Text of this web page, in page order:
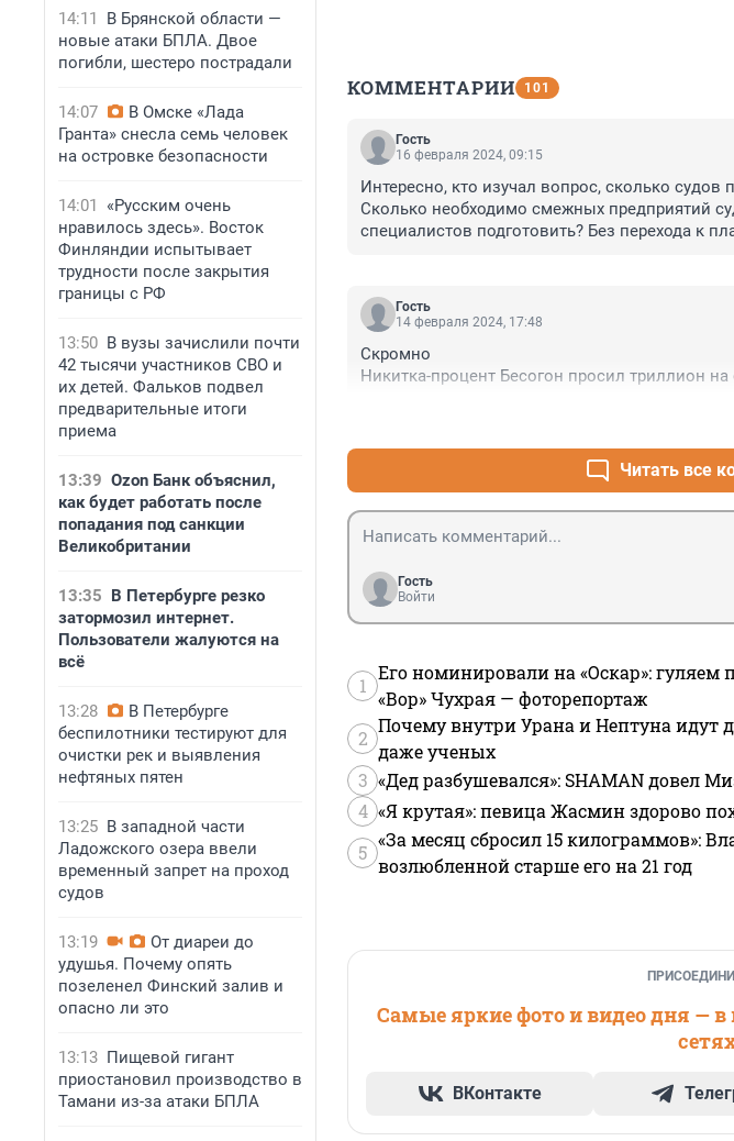
14:11
В Брянской области —
новые атаки БПЛА. Двое
погибли, шестеро пострадали
14:07
В Омске «Лада
Гранта» снесла семь человек
на островке безопасности
14:01
«Русским очень
нравилось здесь». Восток
Финляндии испытывает
трудности после закрытия
границы с РФ
13:50 В вузы зачислили почти
42 тысячи участников СВО и
их детей. Фальков подвел
предварительные итоги
приема
13:39 Ozon Банк объяснил,
как будет работать после
попадания под санкции
Великобритании
13:35 В Петербурге резко
затормозил интернет.
Пользователи жалуются на
всё
13:28
В Петербурге
беспилотники тестируют для
очистки рек и выявления
нефтяных пятен
13:25 В западной части
Ладожского озера ввели
временный запрет на проход
судов
13:19
От диареи до
удушья. Почему опять
позеленел Финский залив и
опасно ли это
13:13 Пищевой гигант
приостановил производство в
Тамани из-за атаки БПЛА
КОММЕНТАРИИ 101
Гость
16 февраля 2024, 09:15
Интересно, кто изучал вопрос, сколько судов
Сколько необходимо смежных предприятий
специалистов подготовить? Без перехода к
Гость
14 февраля 2024, 17:48
Скромно
Никитка-процент Бесогон просил триллион на
Читать все
Гость
Войти
1
Его номинировали на «Оскар»: гуляем
«Вор» Чухрая — фоторепортаж
2
Почему внутри Урана и Нептуна идут
даже ученых
3 «Дед разбушевался»: SHAMAN довел
4 «Я крутая»: певица Жасмин здорово
5
«За месяц сбросил 15 килограммов»:
возлюбленной старше его на 21 год
Самые яркие фото и видео дня —
ВКонтакте